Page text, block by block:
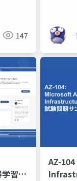
147
習会
AZ-